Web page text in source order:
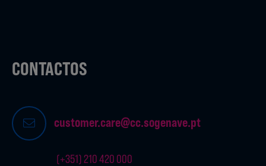
CONTACTOS
customer.care@cc.sogenave.pt
(+351) 210 420 000